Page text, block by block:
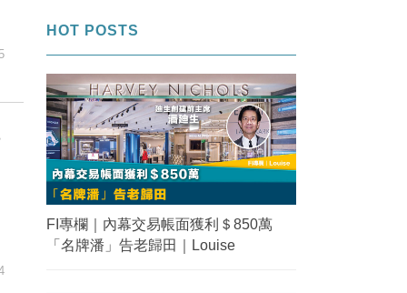
HOT POSTS
FI專欄｜內幕交易帳面獲利＄850萬
「名牌潘」告老歸田｜Louise